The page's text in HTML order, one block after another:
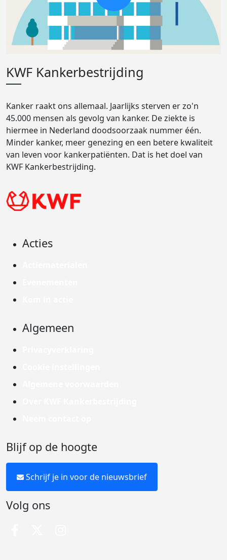
KWF Kankerbestrijding
Kanker raakt ons allemaal. Jaarlijks sterven er zo'n
45.000 mensen als gevolg van kanker. De ziekte is
hiermee in Nederland doodsoorzaak nummer één.
Minder kanker, meer genezing en een betere kwaliteit
van leven voor kankerpatiënten. Dat is het doel van
KWF Kankerbestrijding.
Acties
Algemeen
Blijf op de hoogte
Schrijf je in voor de nieuwsbrief
Volg ons